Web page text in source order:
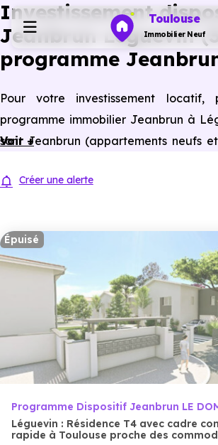
Toulouse
Immobilier Neuf
Investir
Ressources
Financer
Investissement
Jeanbrun Léguevin
programme
Pour votre investissement locatif,
programme immobilier Jeanbrun à
sont Jeanbrun (appartements neufs
Voir +
Créer une alerte
Épuisé
Programme Dispositif Jeanbrun LE
Léguevin : Résidence T4 avec cadre
rapide à Toulouse proche des